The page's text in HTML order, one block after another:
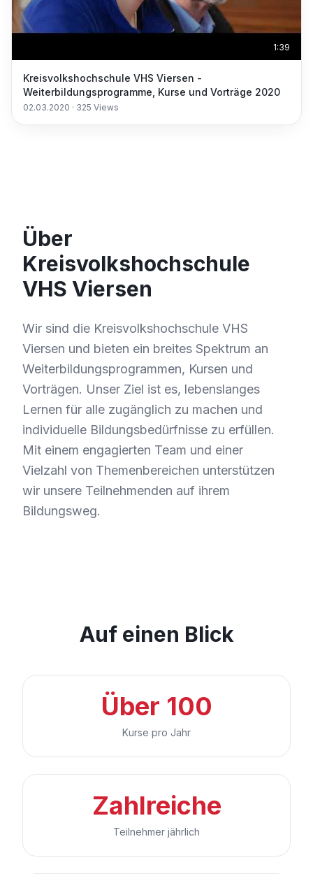
1:39
Kreisvolkshochschule VHS Viersen -
Weiterbildungsprogramme, Kurse und Vorträge 2020
02.03.2020 · 325 Views
Über
Kreisvolkshochschule
VHS Viersen
Wir sind die Kreisvolkshochschule VHS
Viersen und bieten ein breites Spektrum an
Weiterbildungsprogrammen, Kursen und
Vorträgen. Unser Ziel ist es, lebenslanges
Lernen für alle zugänglich zu machen und
individuelle Bildungsbedürfnisse zu erfüllen.
Mit einem engagierten Team und einer
Vielzahl von Themenbereichen unterstützen
wir unsere Teilnehmenden auf ihrem
Bildungsweg.
Auf einen Blick
Über 100
Kurse pro Jahr
Zahlreiche
Teilnehmer jährlich